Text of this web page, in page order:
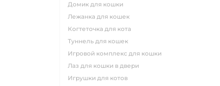
домик для кошки
лежанка для кошек
когтеточка для кота
туннель для кошек
игровой комплекс для кошки
лаз для кошки в двери
игрушки для котов